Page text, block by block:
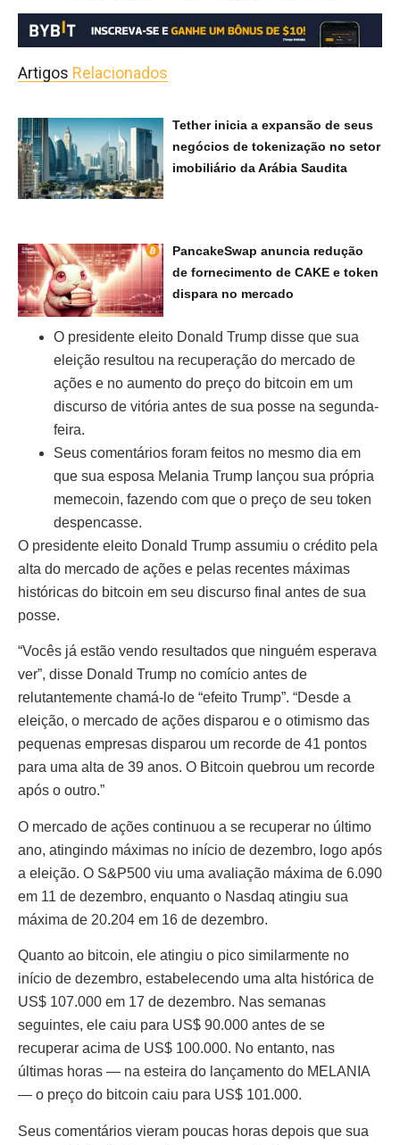
Artigos Relacionados
Tether inicia a expansão de seus
negócios de tokenização no setor
imobiliário da Arábia Saudita
PancakeSwap anuncia redução
de fornecimento de CAKE e token
dispara no mercado
O presidente eleito Donald Trump disse que sua
eleição resultou na recuperação do mercado de
ações e no aumento do preço do bitcoin em um
discurso de vitória antes de sua posse na segunda-
feira.
Seus comentários foram feitos no mesmo dia em
que sua esposa Melania Trump lançou sua própria
memecoin, fazendo com que o preço de seu token
despencasse.
O presidente eleito Donald Trump assumiu o crédito pela
alta do mercado de ações e pelas recentes máximas
históricas do bitcoin em seu discurso final antes de sua
posse.
“Vocês já estão vendo resultados que ninguém esperava
ver”, disse Donald Trump no comício antes de
relutantemente chamá-lo de “efeito Trump”. “Desde a
eleição, o mercado de ações disparou e o otimismo das
pequenas empresas disparou um recorde de 41 pontos
para uma alta de 39 anos. O Bitcoin quebrou um recorde
após o outro.”
O mercado de ações continuou a se recuperar no último
ano, atingindo máximas no início de dezembro, logo após
a eleição. O S&P500 viu uma avaliação máxima de 6.090
em 11 de dezembro, enquanto o Nasdaq atingiu sua
máxima de 20.204 em 16 de dezembro.
Quanto ao bitcoin, ele atingiu o pico similarmente no
início de dezembro, estabelecendo uma alta histórica de
US$ 107.000 em 17 de dezembro. Nas semanas
seguintes, ele caiu para US$ 90.000 antes de se
recuperar acima de US$ 100.000. No entanto, nas
últimas horas — na esteira do lançamento do MELANIA
— o preço do bitcoin caiu para US$ 101.000.
Seus comentários vieram poucas horas depois que sua